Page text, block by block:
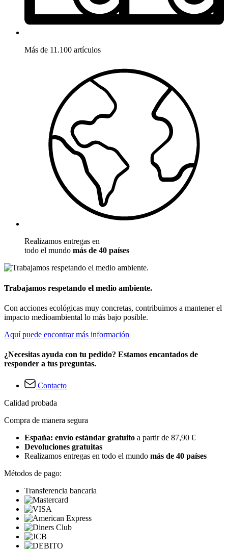
Más de 11.100 artículos
Realizamos entregas en
todo el mundo más de 40 países
Trabajamos respetando el medio ambiente.
Con acciones ecológicas muy concretas, contribuimos a mantener el
impacto medioambiental lo más bajo posible.
Aquí puede encontrar más información
¿Necesitas ayuda con tu pedido? Estamos encantados de
responder a tus preguntas.
Contacto
Calidad probada
Compra de manera segura
España: envío estándar gratuito a partir de 87,90 €
Devoluciones gratuitas
Realizamos entregas en todo el mundo más de 40 países
Métodos de pago:
Transferencia bancaria